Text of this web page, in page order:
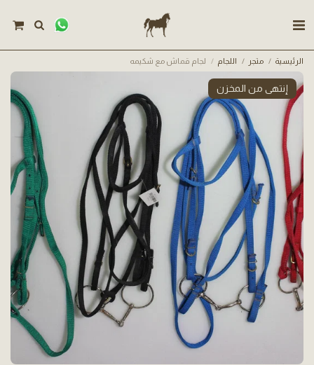
الرئيسية متجر اللجام لجام قماش مع شكيمه
إنتهى من المخزن